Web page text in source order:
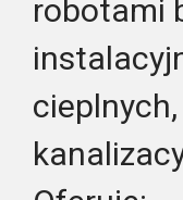
robotami